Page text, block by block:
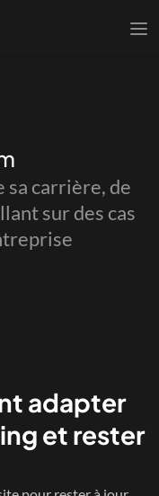
sa carrière, de
sur des cas
adapter
et rester